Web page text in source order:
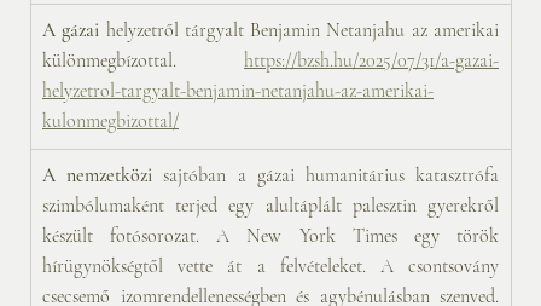
A gázai helyzetről tárgyalt Benjamin Netanjahu az amerikai
különmegbízottal. https://bzsh.hu/2025/07/31/a-gazai-
helyzetrol-targyalt-benjamin-netanjahu-az-amerikai-
kulonmegbizottal/
A nemzetközi sajtóban a gázai humanitárius katasztrófa
szimbólumaként terjed egy alultáplált palesztin gyerekről
készült fotósorozat. A New York Times egy török
hírügynökségtől vette át a felvételeket. A csontsovány